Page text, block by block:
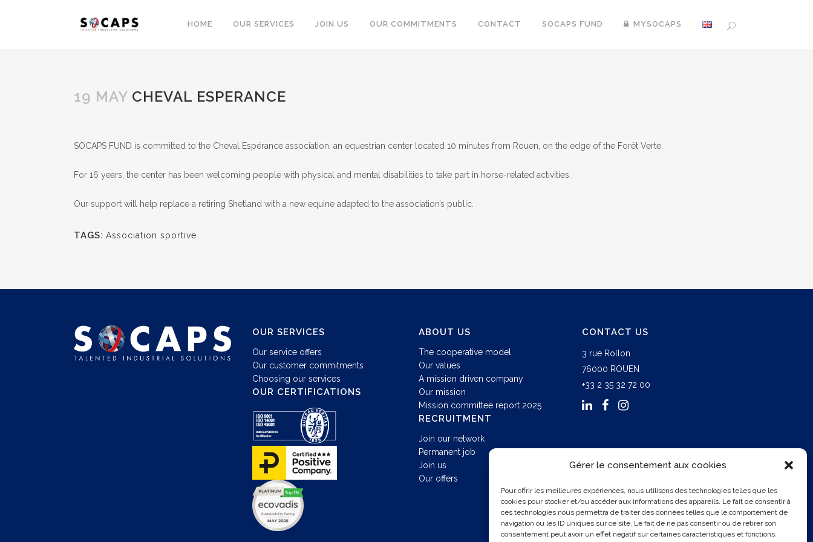
Gérer le consentement aux cookies
Pour offrir les meilleures expériences, nous utilisons des technologies telles que les
cookies pour stocker et/ou accéder aux informations des appareils. Le fait de consentir à
ces technologies nous permettra de traiter des données telles que le comportement de
navigation ou les ID uniques sur ce site. Le fait de ne pas consentir ou de retirer son
consentement peut avoir un effet négatif sur certaines caractéristiques et fonctions.
HOME OUR SERVICES JOIN US OUR COMMITMENTS CONTACT SOCAPS FUND MYSOCAPS
19 MAY CHEVAL ESPERANCE
SOCAPS FUND is committed to the Cheval Espérance association, an equestrian center located 10 minutes from Rouen, on the edge of the Forêt Verte.
For 16 years, the center has been welcoming people with physical and mental disabilities to take part in horse-related activities.
Our support will help replace a retiring Shetland with a new equine adapted to the association’s public.
TAGS: Association sportive
OUR SERVICES
Our service offers
Our customer commitments
Choosing our services
OUR CERTIFICATIONS
ABOUT US
The cooperative model
Our values
A mission driven company
Our mission
Mission committee report 2025
RECRUITMENT
Join our network
Permanent job
Join us
Our offers
CONTACT US
3 rue Rollon
76000 ROUEN
+33 2 35 32 72 00